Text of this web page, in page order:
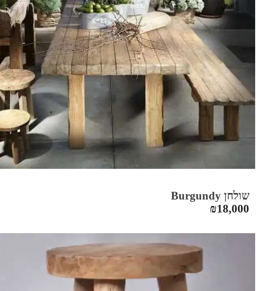
שולחן Burgundy
₪18,000